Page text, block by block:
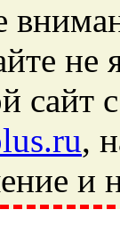
не
сайт
,
и